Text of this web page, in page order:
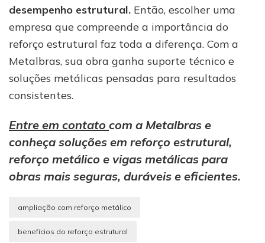
desempenho estrutural. Então, escolher uma
empresa que compreende a importância do
reforço estrutural faz toda a diferença. Com a
Metalbras, sua obra ganha suporte técnico e
soluções metálicas pensadas para resultados
consistentes.
Entre em contato com a Metalbras e
conheça soluções em reforço estrutural,
reforço metálico e vigas metálicas para
obras mais seguras, duráveis e eficientes.
ampliação com reforço metálico
benefícios do reforço estrutural